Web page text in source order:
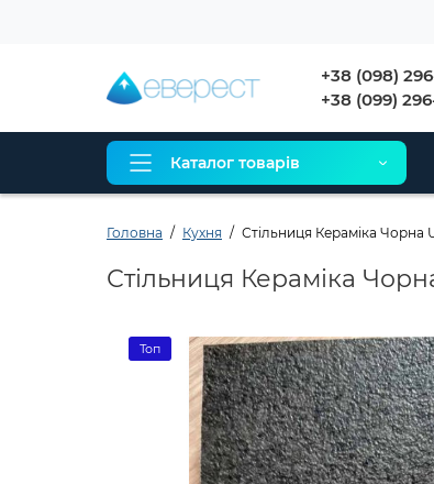
+38 (098)
+38 (099)
Каталог товарів
Головна Кухня Стільниця Кераміка Чорна
Стільниця Кераміка
Топ